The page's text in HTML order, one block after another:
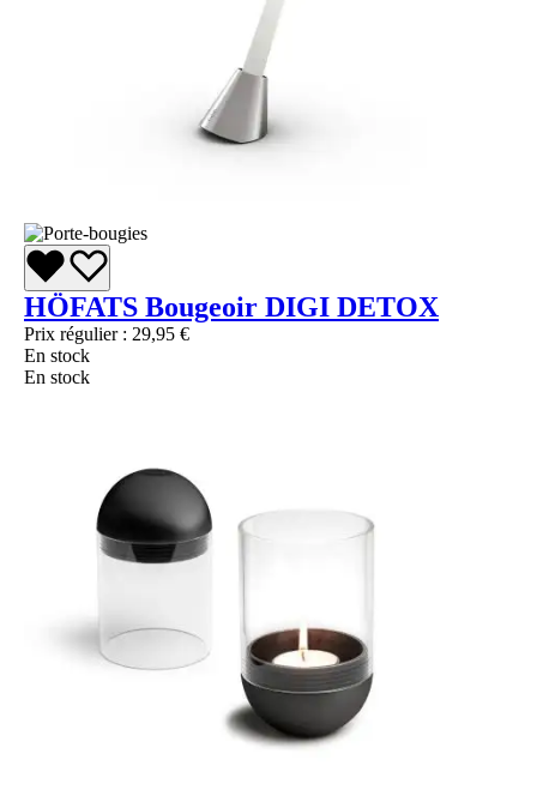
HÖFATS Bougeoir DIGI DETOX
Prix régulier : 29,95 €
En stock
En stock